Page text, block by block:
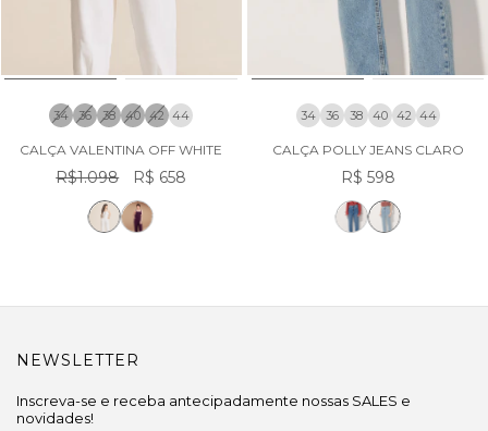
34 36 38 40 42 44
CALÇA VALENTINA OFF WHITE
R$1.098 R$ 658
34 36 38 40 42 44
CALÇA POLLY JEANS CLARO
R$ 598
NEWSLETTER
Inscreva-se e receba antecipadamente nossas SALES e
novidades!